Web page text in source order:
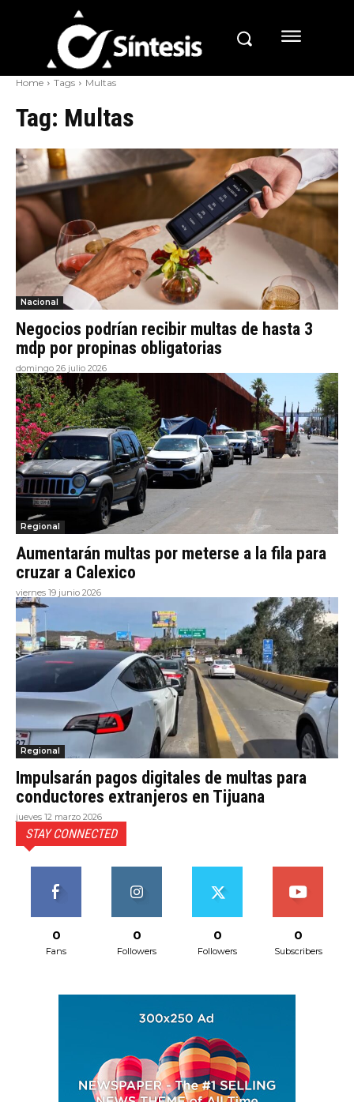
Home Tags Multas
Tag: Multas
Nacional
Negocios podrían recibir multas de hasta 3
mdp por propinas obligatorias
domingo 26 julio 2026
Regional
Aumentarán multas por meterse a la fila para
cruzar a Calexico
viernes 19 junio 2026
Regional
Impulsarán pagos digitales de multas para
conductores extranjeros en Tijuana
jueves 12 marzo 2026
STAY CONNECTED
0
Fans
0
Followers
0
Followers
0
Subscribers